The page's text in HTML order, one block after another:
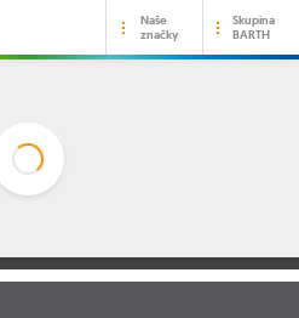
Naše
značky
Skupina
BARTH